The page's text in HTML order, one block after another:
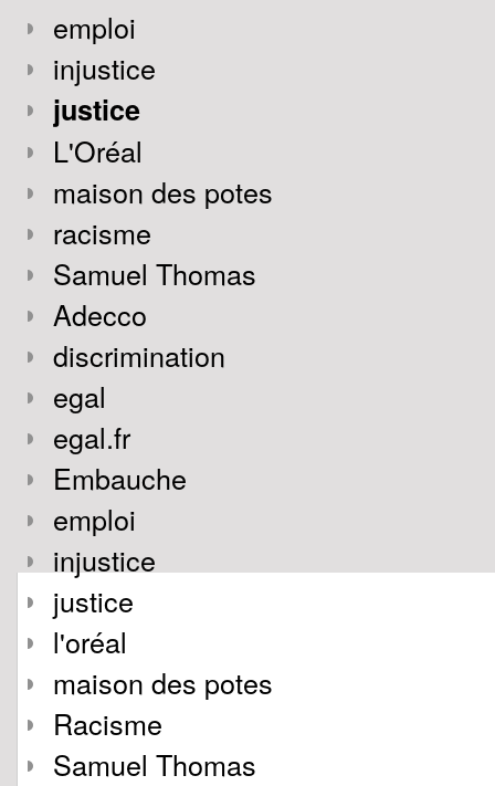
emploi
injustice
justice
L'Oréal
maison des potes
racisme
Samuel Thomas
Adecco
discrimination
egal
egal.fr
Embauche
emploi
injustice
justice
l'oréal
maison des potes
Racisme
Samuel Thomas